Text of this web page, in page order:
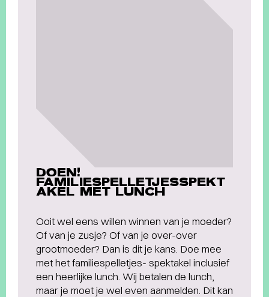
DOEN!
FAMILIESPELLETJESSPEKT
AKEL MET LUNCH
Ooit wel eens willen winnen van je moeder?
Of van je zusje? Of van je over-over
grootmoeder? Dan is dit je kans. Doe mee
met het familiespelletjes- spektakel inclusief
een heerlijke lunch. Wij betalen de lunch,
maar je moet je wel even aanmelden. Dit kan